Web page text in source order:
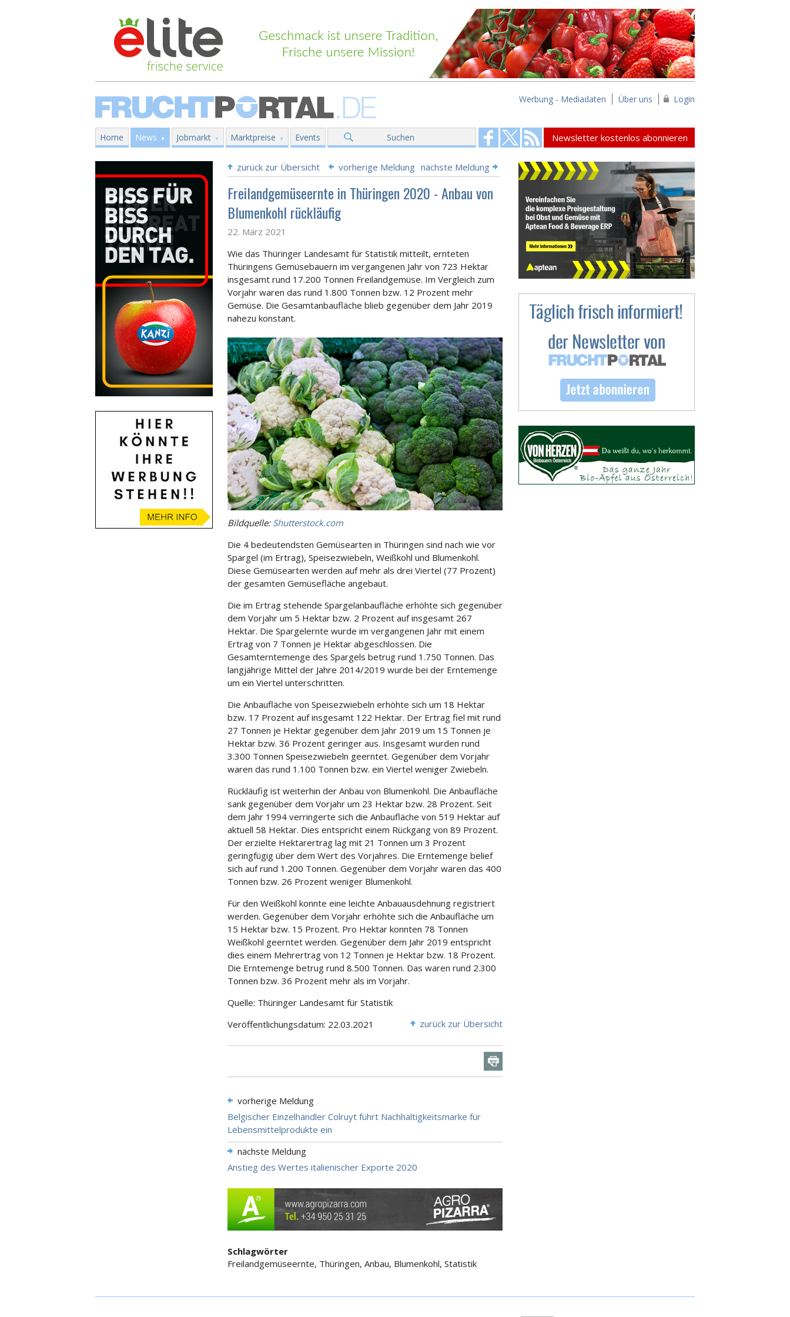
Werbung - Mediadaten Über uns Login
Home News Jobmarkt Marktpreise Events Suchen Newsletter kostenlos abonnieren
zurück zur Übersicht vorherige Meldung nächste Meldung
Freilandgemüseernte in Thüringen 2020 - Anbau von
Blumenkohl rückläufig
22. März 2021
Wie das Thüringer Landesamt für Statistik mitteilt, ernteten
Thüringens Gemüsebauern im vergangenen Jahr von 723 Hektar
insgesamt rund 17.200 Tonnen Freilandgemüse. Im Vergleich zum
Vorjahr waren das rund 1.800 Tonnen bzw. 12 Prozent mehr
Gemüse. Die Gesamtanbaufläche blieb gegenüber dem Jahr 2019
nahezu konstant.
Bildquelle: Shutterstock.com
Die 4 bedeutendsten Gemüsearten in Thüringen sind nach wie vor
Spargel (im Ertrag), Speisezwiebeln, Weißkohl und Blumenkohl.
Diese Gemüsearten werden auf mehr als drei Viertel (77 Prozent)
der gesamten Gemüsefläche angebaut.
Die im Ertrag stehende Spargelanbaufläche erhöhte sich gegenüber
dem Vorjahr um 5 Hektar bzw. 2 Prozent auf insgesamt 267
Hektar. Die Spargelernte wurde im vergangenen Jahr mit einem
Ertrag von 7 Tonnen je Hektar abgeschlossen. Die
Gesamterntemenge des Spargels betrug rund 1.750 Tonnen. Das
langjährige Mittel der Jahre 2014/2019 wurde bei der Erntemenge
um ein Viertel unterschritten.
Die Anbaufläche von Speisezwiebeln erhöhte sich um 18 Hektar
bzw. 17 Prozent auf insgesamt 122 Hektar. Der Ertrag fiel mit rund
27 Tonnen je Hektar gegenüber dem Jahr 2019 um 15 Tonnen je
Hektar bzw. 36 Prozent geringer aus. Insgesamt wurden rund
3.300 Tonnen Speisezwiebeln geerntet. Gegenüber dem Vorjahr
waren das rund 1.100 Tonnen bzw. ein Viertel weniger Zwiebeln.
Rückläufig ist weiterhin der Anbau von Blumenkohl. Die Anbaufläche
sank gegenüber dem Vorjahr um 23 Hektar bzw. 28 Prozent. Seit
dem Jahr 1994 verringerte sich die Anbaufläche von 519 Hektar auf
aktuell 58 Hektar. Dies entspricht einem Rückgang von 89 Prozent.
Der erzielte Hektarertrag lag mit 21 Tonnen um 3 Prozent
geringfügig über dem Wert des Vorjahres. Die Erntemenge belief
sich auf rund 1.200 Tonnen. Gegenüber dem Vorjahr waren das 400
Tonnen bzw. 26 Prozent weniger Blumenkohl.
Für den Weißkohl konnte eine leichte Anbauausdehnung registriert
werden. Gegenüber dem Vorjahr erhöhte sich die Anbaufläche um
15 Hektar bzw. 15 Prozent. Pro Hektar konnten 78 Tonnen
Weißkohl geerntet werden. Gegenüber dem Jahr 2019 entspricht
dies einem Mehrertrag von 12 Tonnen je Hektar bzw. 18 Prozent.
Die Erntemenge betrug rund 8.500 Tonnen. Das waren rund 2.300
Tonnen bzw. 36 Prozent mehr als im Vorjahr.
Quelle: Thüringer Landesamt für Statistik
Veröffentlichungsdatum: 22.03.2021
zurück zur Übersicht
vorherige Meldung
Belgischer Einzelhändler Colruyt führt Nachhaltigkeitsmarke für
Lebensmittelprodukte ein
nächste Meldung
Anstieg des Wertes italienischer Exporte 2020
Schlagwörter
Freilandgemüseernte, Thüringen, Anbau, Blumenkohl, Statistik